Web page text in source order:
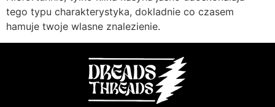
tego typu charakterystyka, dokladnie co czasem
hamuje twoje wlasne znalezienie.